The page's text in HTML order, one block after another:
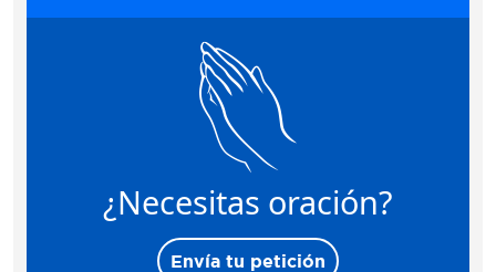
¿Necesitas oración?
Envía tu petición